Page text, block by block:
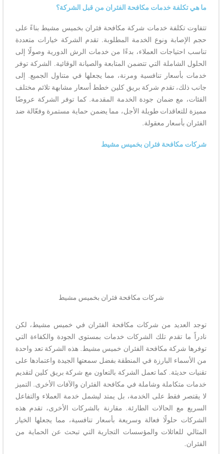
ما هي تكلفة خدمات مكافحة الفئران من قبل الشركة؟
تتفاوت تكلفة خدمات شركة مكافحة فئران بخميس مشيط بناءً على
حجم الإصابة ونوع الخدمة المطلوبة. تقدم الشركة خيارات متعددة
تناسب احتياجات العملاء، بدءًا من خدمات الرش الدورية وصولًا إلى
الحلول الشاملة التي تتضمن المتابعة والصيانة الوقائية. الشركة توفر
خدمات بأسعار تنافسية ومرنة، مما يجعلها في متناول الجميع. إلى
جانب ذلك، تقدم شركة بريق كلين خطط أسعار مشابهة تلائم مختلف
الفئات، مع ضمان جودة الخدمة المقدمة. كما توفر الشركة عروضًا
مميزة للتعاقدات طويلة الأجل، مما يضمن حماية مستمرة وفعّالة ضد
الفئران بأسعار معقولة.
شركات مكافحة فئران بخميس مشيط
شركات مكافحة فئران بخميس مشيط
توجد العديد من شركات مكافحة الفئران في خميس مشيط، لكن
نادراً ما تقدم تلك الشركات خدمات بمستوى الجودة والكفاءة التي
توفرها شركة مكافحة الفئران خميس مشيط. هذه الشركة تعد واحدة
من الأسماء البارزة في المنطقة بفضل سمعتها الجيدة واعتمادها على
تقنيات حديثة. كما تعمل الشركة بالتعاون مع شركة بريق كلين لتقديم
خدمات متكاملة وشاملة في مكافحة الفئران والآفات الأخرى. التميز
لا يقتصر فقط على الخدمة، بل يمتد ليشمل خدمة العملاء والتفاعل
السريع مع الحالات الطارئة. مقارنة بالشركات الأخرى، تقدم هذه
الشركات حلولًا فعالة وسريعة بأسعار تنافسية، مما يجعلها الخيار
المثالي للعائلات والمؤسسات التجارية التي تبحث عن الحماية من
الفئران.